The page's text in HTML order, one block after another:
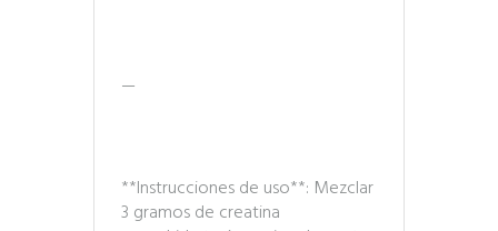
—
**Instrucciones de uso**: Mezclar
3 gramos de creatina